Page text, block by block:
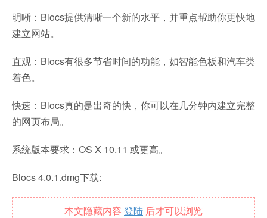
明晰：Blocs提供清晰一个新的水平，并重点帮助你更快地
建立网站。
直观：Blocs有很多节省时间的功能，如智能色板和汽车类
着色。
快速：Blocs真的是出奇的快，你可以在几分钟内建立完整
的网页布局。
系统版本要求：OS X 10.11 或更高。
Blocs 4.0.1.dmg下载:
本文隐藏内容 登陆 后才可以浏览